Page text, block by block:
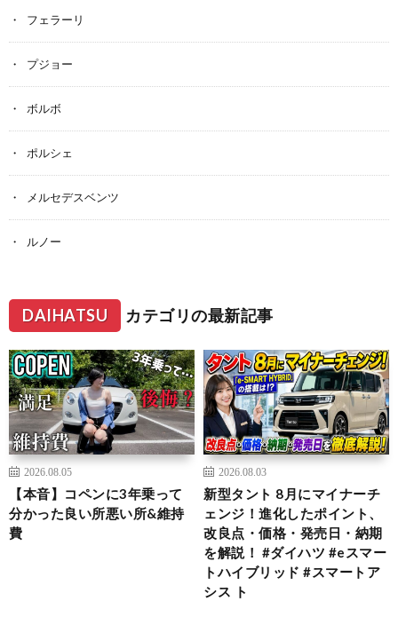
フェラーリ
プジョー
ボルボ
ポルシェ
メルセデスベンツ
ルノー
DAIHATSU カテゴリの最新記事
2026.08.05
【本音】コペンに3年乗って
分かった良い所悪い所&維持
費
2026.08.03
新型タント 8月にマイナーチ
ェンジ！進化したポイント、
改良点・価格・発売日・納期
を解説！ #ダイハツ #eスマー
トハイブリッド #スマートア
シス ト